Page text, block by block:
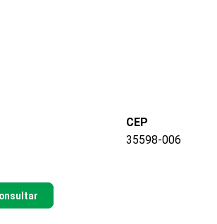
CEP
35598-006